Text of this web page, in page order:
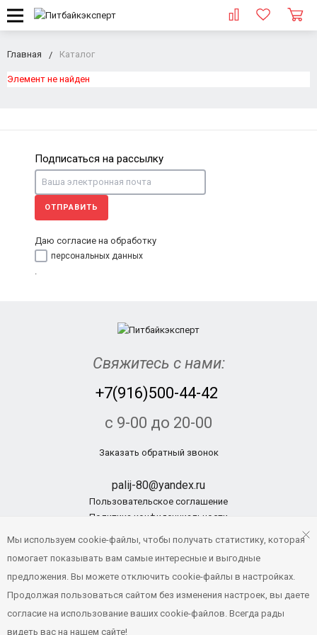
Главная Каталог
Элемент не найден
Подписаться на рассылку
ОТПРАВИТЬ
Даю согласие на обработку
персональных данных
Свяжитесь с нами:
+7(916)500-44-42
с 9-00 до 20-00
Заказать обратный звонок
palij-80@yandex.ru
Пользовательское соглашение
Политика конфиденциальности
Создание и продвижение сайтов
Напишите нам
Мы используем cookie-файлы, чтобы получать статистику, которая
помогает показывать вам самые интересные и выгодные
предложения. Вы можете отключить cookie-файлы в настройках.
Продолжая пользоваться сайтом без изменения настроек, вы даете
согласие на использование ваших cookie-файлов. Всегда рады
видеть вас на нашем сайте!